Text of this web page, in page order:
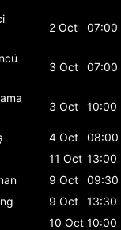
2 Oct 07:00
3 Oct 07:00
3 Oct 10:00
4 Oct
08:00
11 Oct 13:00
9 Oct
09:30
9 Oct
13:30
10 Oct 10:00